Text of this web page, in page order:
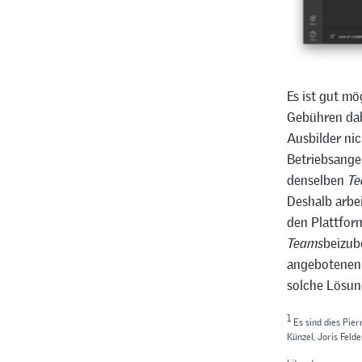
Es ist gut
Gebühren
Ausbilder
denselben
Deshalb
den
Teams
solche
1Es sind dies
Künzel, Joris